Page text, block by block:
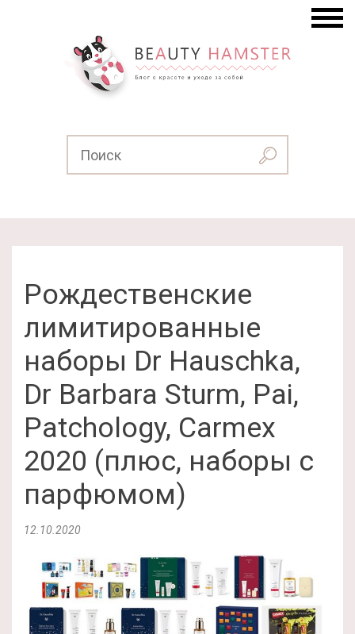
Рождественские
лимитированные
наборы Dr Hauschka,
Dr Barbara Sturm, Pai,
Patchology, Carmex
2020 (плюс, наборы с
парфюмом)
12.10.2020